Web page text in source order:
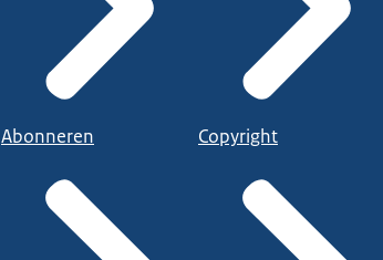
Abonneren Copyright